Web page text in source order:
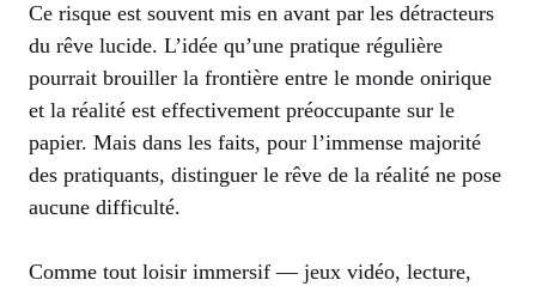
Ce risque est souvent mis en avant par les détracteurs
du rêve lucide. L’idée qu’une pratique régulière
pourrait brouiller la frontière entre le monde onirique
et la réalité est effectivement préoccupante sur le
papier. Mais dans les faits, pour l’immense majorité
des pratiquants, distinguer le rêve de la réalité ne pose
aucune difficulté.
Comme tout loisir immersif — jeux vidéo, lecture,